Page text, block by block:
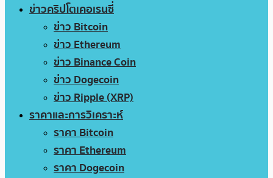
ข่าวคริปโตเคอเรนซี่
ข่าว Bitcoin
ข่าว Ethereum
ข่าว Binance Coin
ข่าว Dogecoin
ข่าว Ripple (XRP)
ราคาและการวิเคราะห์
ราคา Bitcoin
ราคา Ethereum
ราคา Dogecoin